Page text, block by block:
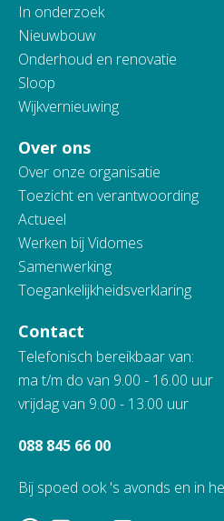
In onderzoek
Nieuwbouw
Onderhoud en renovatie
Sloop
Wijkvernieuwing
Over ons
Over onze organisatie
Toezicht en verantwoording
Actueel
Werken bij Vidomes
Samenwerking
Toegankelijkheidsverklaring
Contact
Telefonisch bereikbaar van:
ma t/m do van 9.00 - 16.00 uur
vrijdag van 9.00 - 13.00 uur
088 845 66 00
Bij spoed ook 's avonds en in